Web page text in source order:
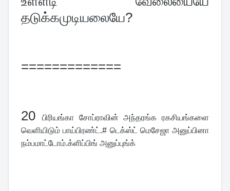
தடுக்கமுடியலையே?
=============
20
பிரியங்கா சோப்ராவின் அந்தரங்க ரகசியங்களை
வெளியிடும் பாய்பிரண்ட்.# டெக்ஸ்ட் மெசேஜா அனுப்பினா
நம்பமாட்டோம்.க்ளிப்பிங் அனுப்புங்க்